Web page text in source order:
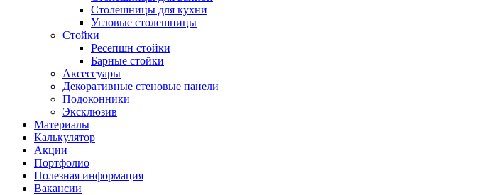
Столешницы для кухни
Угловые столешницы
Стойки
Ресепшн стойки
Барные стойки
Аксессуары
Декоративные стеновые панели
Подоконники
Эксклюзив
Материалы
Калькулятор
Акции
Портфолио
Полезная информация
Вакансии